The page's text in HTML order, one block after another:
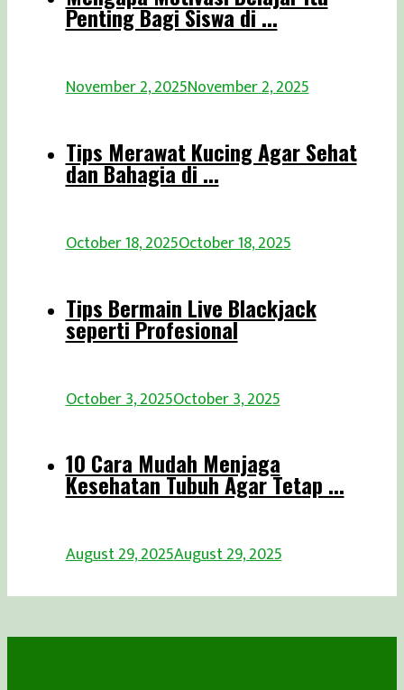
Penting Bagi Siswa di ...
November 2, 2025November 2, 2025
Tips Merawat Kucing Agar Sehat
dan Bahagia di ...
October 18, 2025October 18, 2025
Tips Bermain Live Blackjack
seperti Profesional
October 3, 2025October 3, 2025
10 Cara Mudah Menjaga
Kesehatan Tubuh Agar Tetap ...
August 29, 2025August 29, 2025